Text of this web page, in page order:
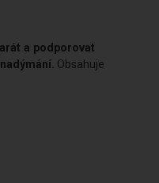
a podporovat
Obsahuje